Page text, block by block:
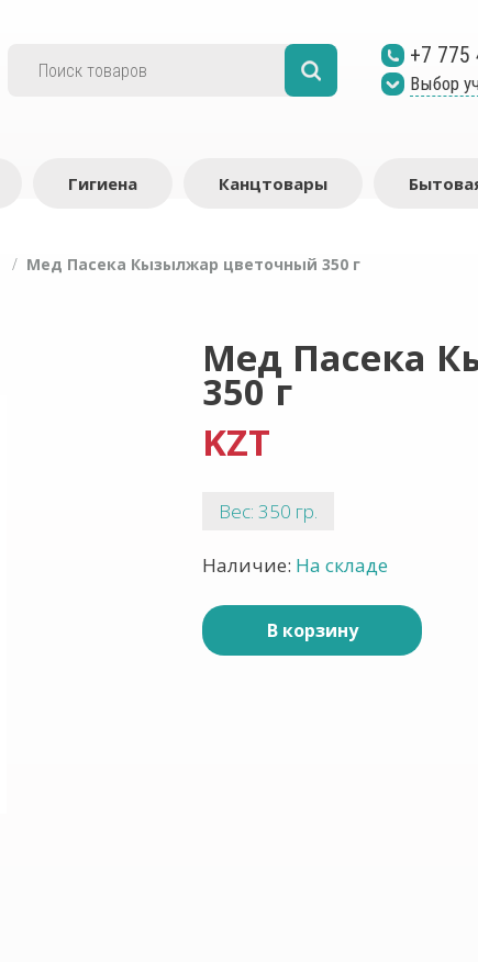
+7 775
Выбор
Гигиена Канцтовары
/ Мед Пасека Кызылжар цветочный 350 г
Мед Пасека
350 г
KZT
Вес: 350 гр.
Наличие: На складе
В корзину